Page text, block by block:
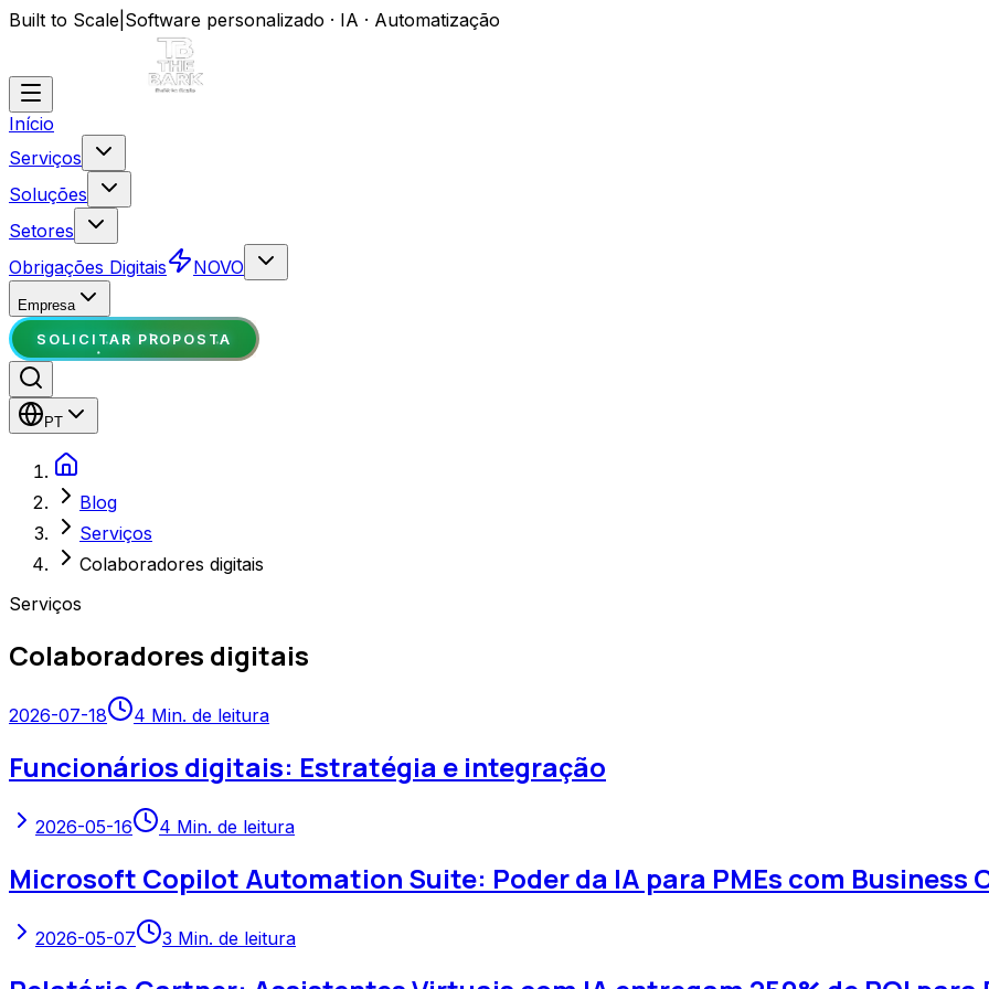
Built to Scale Software personalizado · IA · Automatização
Início
Serviços
Soluções
Setores
Obrigações Digitais
NOVO
Empresa
SOLICITAR PROPOSTA
PT
Blog
Serviços
Colaboradores digitais
Serviços
Colaboradores digitais
2026-07-18 4 Min. de leitura
Funcionários digitais: Estratégia e integração
2026-05-16 4 Min. de leitura
Microsoft Copilot Automation Suite: Poder da IA para PMEs com Business
2026-05-07 3 Min. de leitura